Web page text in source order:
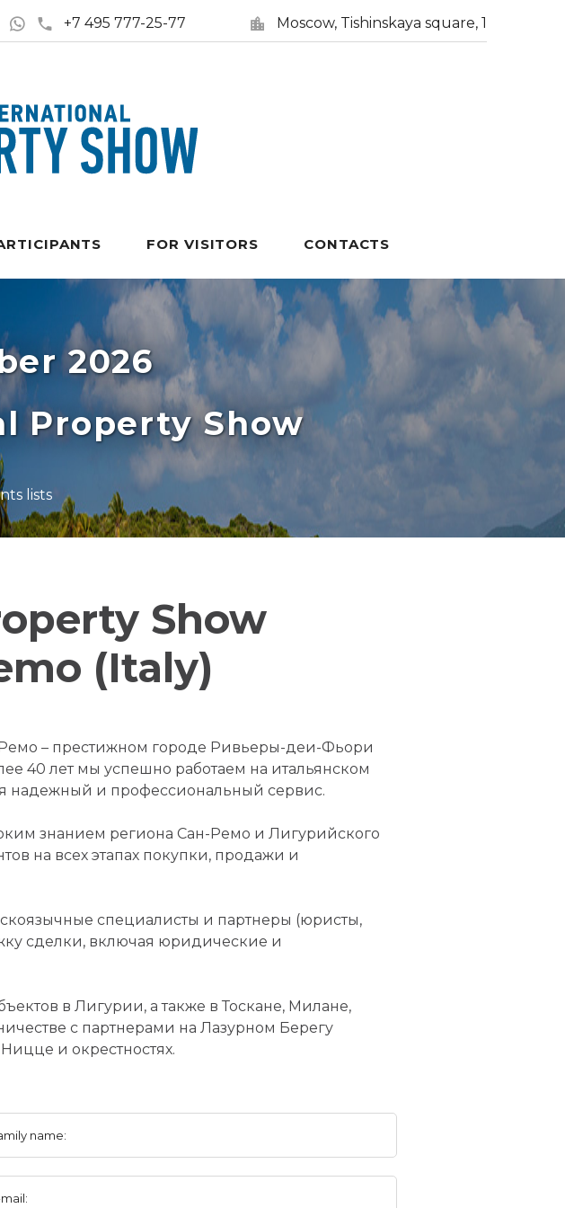
+7 495 777-25-77 Moscow, Tishinskaya square, 1
FOR VISITORS CONTACTS
2026
Property Show
lists
Show
(Italy)
– престижном городе Ривьеры-деи-Фьори
40 лет мы успешно работаем на итальянском
надежный и профессиональный сервис.
знанием региона Сан-Ремо и Лигурийского
на всех этапах покупки, продажи и
специалисты и партнеры (юристы,
сделки, включая юридические и
в Лигурии, а также в Тоскане, Милане,
с партнерами на Лазурном Берегу
и окрестностях.
name: